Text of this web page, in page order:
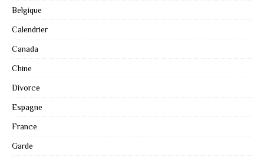
Belgique
Calendrier
Canada
Chine
Divorce
Espagne
France
Garde